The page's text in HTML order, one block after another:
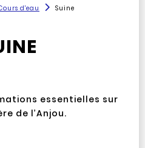
d'eau Suine
essentielles sur
de l’Anjou.